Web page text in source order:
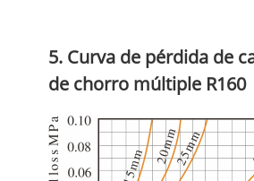
5. Curva de pérdida de
de chorro múltiple R160